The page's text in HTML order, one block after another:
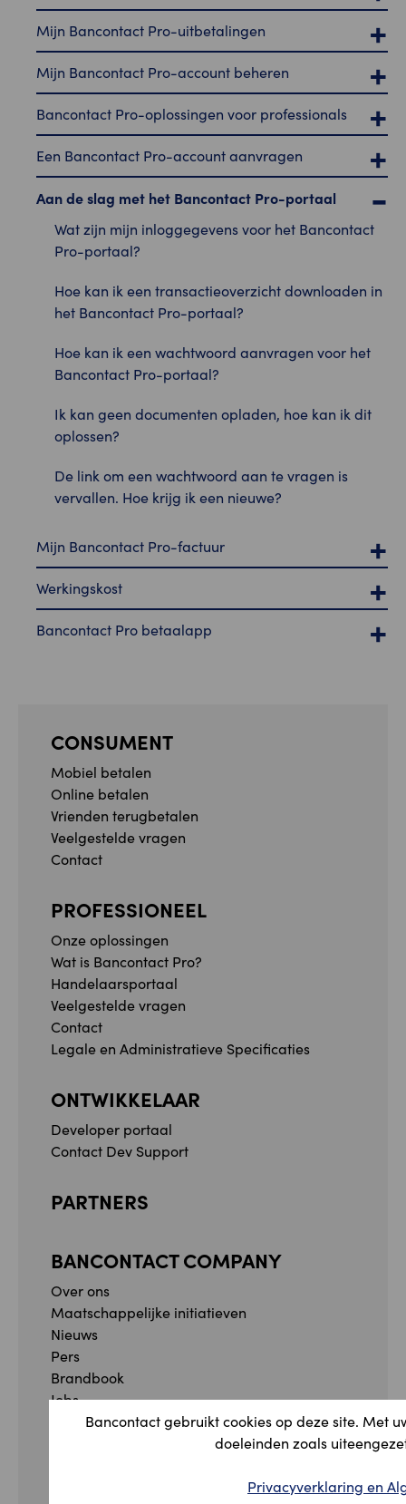
Bancontact gebruikt cookies op deze site. Met
doeleinden zoals
Privacyverklaring en
Mijn Bancontact Pro-uitbetalingen
Mijn Bancontact Pro-account beheren
Bancontact Pro-oplossingen voor professionals
Een Bancontact Pro-account aanvragen
Aan de slag met het Bancontact Pro-portaal
Wat zijn mijn inloggegevens voor het Bancontact
Pro-portaal?
Hoe kan ik een transactieoverzicht downloaden in
het Bancontact Pro-portaal?
Hoe kan ik een wachtwoord aanvragen voor het
Bancontact Pro-portaal?
Ik kan geen documenten opladen, hoe kan ik dit
oplossen?
De link om een wachtwoord aan te vragen is
vervallen. Hoe krijg ik een nieuwe?
Mijn Bancontact Pro-factuur
Werkingskost
Bancontact Pro betaalapp
CONSUMENT
Mobiel betalen
Online betalen
Vrienden terugbetalen
Veelgestelde vragen
Contact
PROFESSIONEEL
Onze oplossingen
Wat is Bancontact Pro?
Handelaarsportaal
Veelgestelde vragen
Contact
Legale en Administratieve Specificaties
ONTWIKKELAAR
Developer portaal
Contact Dev Support
PARTNERS
BANCONTACT COMPANY
Over ons
Maatschappelijke initiatieven
Nieuws
Pers
Brandbook
Jobs
Meldingsformulier